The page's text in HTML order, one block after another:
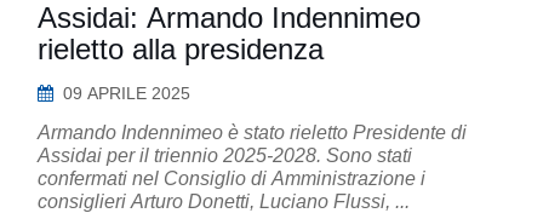
Assidai: Armando Indennimeo
rieletto alla presidenza
09 APRILE 2025
Armando Indennimeo è stato rieletto Presidente di
Assidai per il triennio 2025-2028. Sono stati
confermati nel Consiglio di Amministrazione i
consiglieri Arturo Donetti, Luciano Flussi, ...